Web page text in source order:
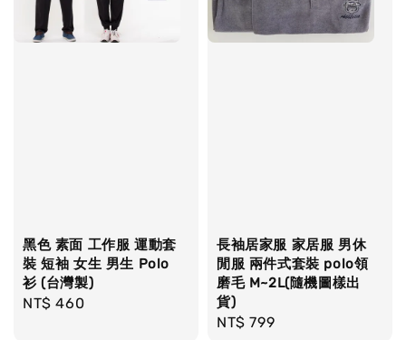
黑色 素面 工作服 運動套
裝 短袖 女生 男生 Polo
衫 (台灣製)
Regular
NT$ 460
長袖居家服 家居服 男休
閒服 兩件式套裝 polo領
磨毛 M~2L(隨機圖樣出
貨)
Regular
NT$ 799